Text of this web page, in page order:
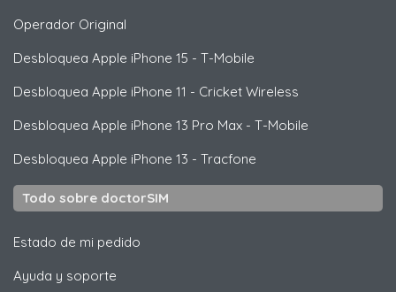
Operador Original
Desbloquea Apple iPhone 15 - T-Mobile
Desbloquea Apple iPhone 11 - Cricket Wireless
Desbloquea Apple iPhone 13 Pro Max - T-Mobile
Desbloquea Apple iPhone 13 - Tracfone
Todo sobre doctorSIM
Estado de mi pedido
Ayuda y soporte